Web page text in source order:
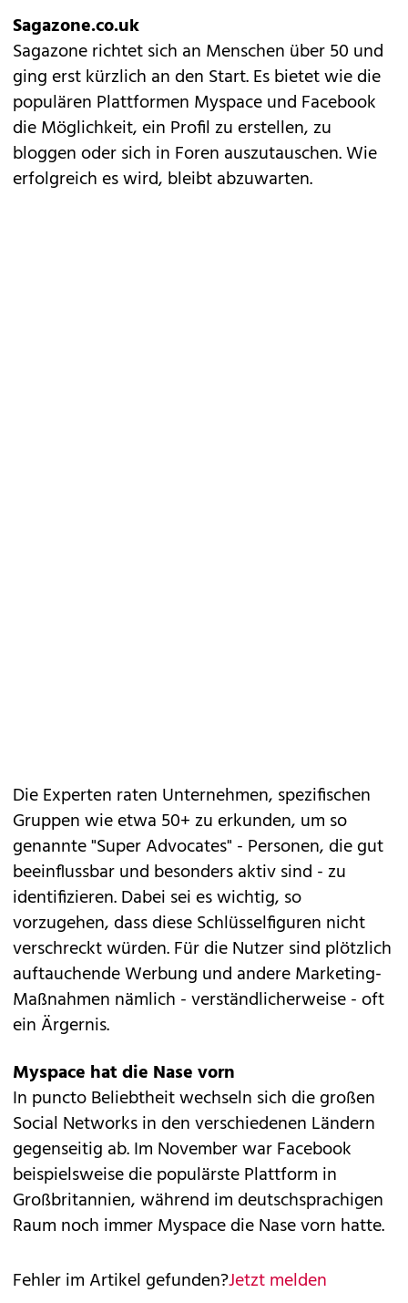
Sagazone.co.uk
Sagazone richtet sich an Menschen über 50 und
ging erst kürzlich an den Start. Es bietet wie die
populären Plattformen Myspace und Facebook
die Möglichkeit, ein Profil zu erstellen, zu
bloggen oder sich in Foren auszutauschen. Wie
erfolgreich es wird, bleibt abzuwarten.
Die Experten raten Unternehmen, spezifischen
Gruppen wie etwa 50+ zu erkunden, um so
genannte "Super Advocates" - Personen, die gut
beeinflussbar und besonders aktiv sind - zu
identifizieren. Dabei sei es wichtig, so
vorzugehen, dass diese Schlüsselfiguren nicht
verschreckt würden. Für die Nutzer sind plötzlich
auftauchende Werbung und andere Marketing-
Maßnahmen nämlich - verständlicherweise - oft
ein Ärgernis.
Myspace hat die Nase vorn
In puncto Beliebtheit wechseln sich die großen
Social Networks in den verschiedenen Ländern
gegenseitig ab. Im November war Facebook
beispielsweise die populärste Plattform in
Großbritannien, während im deutschsprachigen
Raum noch immer Myspace die Nase vorn hatte.
Fehler im Artikel gefunden?Jetzt melden